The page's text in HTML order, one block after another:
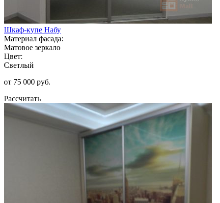
Шкаф-купе Набу
Материал фасада:
Матовое зеркало
Цвет:
Светлый
от 75 000 руб.
Рассчитать